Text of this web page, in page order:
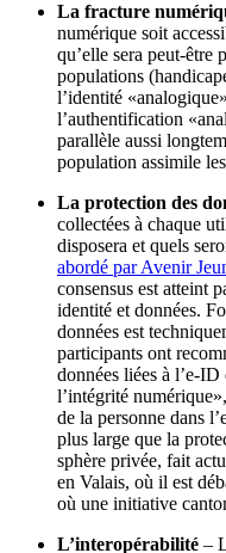
La fracture
numérique soit
qu’elle sera peut-
populations
l’identité «analogique
l’authentification
parallèle aussi
population assimile
La protection des
collectées à chaque
disposera et quels
abordé par Avenir
consensus est atteint
identité et données.
données est
participants ont
données liées à l’e-ID
l’intégrité
de la personne dans
plus large que la
sphère privée, fait
en Valais, où il est
où une initiative
L’interopérabilité –